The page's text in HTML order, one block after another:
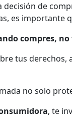
de
es importante
compres, no
tus
no solo
, te